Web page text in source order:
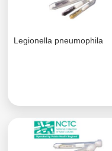
Legionella pneumophila